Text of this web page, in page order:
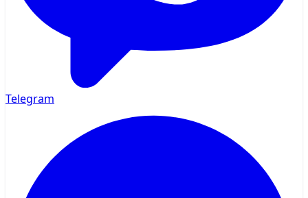
Telegram